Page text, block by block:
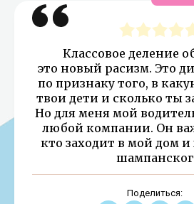
Классовое деление
это новый расизм. Это
по признаку того, в
твои дети и сколько ты
Но для меня мой
любой компании. Он
кто заходит в мой дом и
Поделиться: